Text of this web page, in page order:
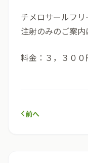
チメロサールフ
注射のみのご案内
料金：３，３００
前へ